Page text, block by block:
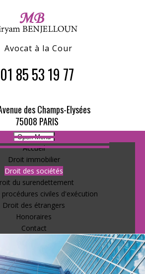
Avocat à la Cour
01 85 53 19 77
des Champs-Elysées
75008 PARIS
Open Menu
Accueil
Droit immobilier
Droit des sociétés
du surendettement
civiles d'exécution
Droit des étrangers
Honoraires
Contact